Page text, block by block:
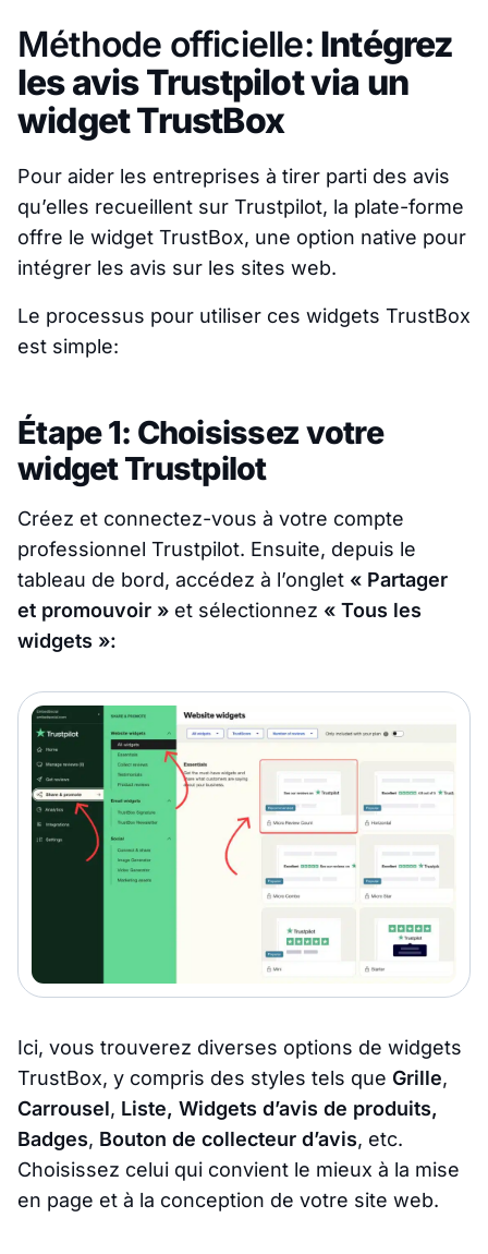
Méthode officielle: Intégrez
les avis Trustpilot via un
widget TrustBox
Pour aider les entreprises à tirer parti des avis
qu’elles recueillent sur Trustpilot, la plate-forme
offre le widget TrustBox, une option native pour
intégrer les avis sur les sites web.
Le processus pour utiliser ces widgets TrustBox
est simple:
Étape 1: Choisissez votre
widget Trustpilot
Créez et connectez-vous à votre compte
professionnel Trustpilot. Ensuite, depuis le
tableau de bord, accédez à l’onglet « Partager
et promouvoir » et sélectionnez « Tous les
widgets »:
Ici, vous trouverez diverses options de widgets
TrustBox, y compris des styles tels que Grille,
Carrousel, Liste, Widgets d’avis de produits,
Badges, Bouton de collecteur d’avis, etc.
Choisissez celui qui convient le mieux à la mise
en page et à la conception de votre site web.